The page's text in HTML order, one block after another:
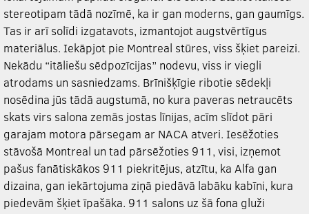
stereotipam tādā nozīmē, ka ir gan moderns, gan gaumīgs.
Tas ir arī solīdi izgatavots, izmantojot augstvērtīgus
materiālus. Iekāpjot pie Montreal stūres, viss šķiet pareizi.
Nekādu “itāliešu sēdpozīcijas” nodevu, viss ir viegli
atrodams un sasniedzams. Brīnišķīgie ribotie sēdekļi
nosēdina jūs tādā augstumā, no kura paveras netraucēts
skats virs salona zemās jostas līnijas, acīm slīdot pāri
garajam motora pārsegam ar NACA atveri. Iesēžoties
stāvošā Montreal un tad pārsēžoties 911, visi, izņemot
pašus fanātiskākos 911 piekritējus, atzītu, ka Alfa gan
dizaina, gan iekārtojuma ziņā piedāvā labāku kabīni, kura
piedevām šķiet īpašāka. 911 salons uz šā fona gluži